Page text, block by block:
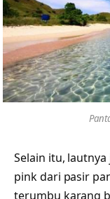
Selain itu,
pink dari pasir
terumbu karang